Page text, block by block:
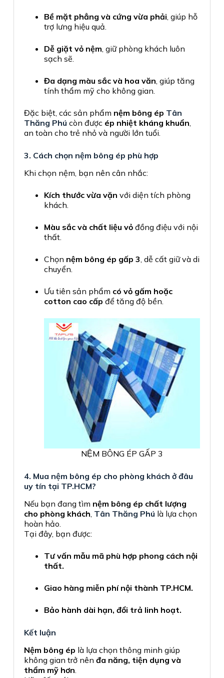
Bề mặt phẳng và cứng vừa phải , giúp hỗ
trợ lưng hiệu quả.
Dễ giặt vỏ nệm , giữ phòng khách luôn
sạch sẽ.
Đa dạng màu sắc và hoa văn , giúp tăng
tính thẩm mỹ cho không gian.
Đặc biệt, các sản phẩm nệm bông ép Tân
Thăng Phú còn được ép nhiệt kháng khuẩn
an toàn cho trẻ nhỏ và người lớn tuổi.
3. Cách chọn nệm bông ép phù hợp
Khi chọn nệm, bạn nên cân nhắc:
Kích thước vừa vặn với diện tích phòng
khách.
Màu sắc và chất liệu vỏđồng điệu với nội
thất.
Chọn nệm bông ép gấp 3 , dễ cất giữ và di
chuyển.
Ưu tiên sản phẩm có vỏ gấm hoặc
cotton cao cấp để tăng độ bền.
NỆM BÔNG ÉP GẤP 3
4. Mua nệm bông ép cho phòng khách ở đâu
uy tín tại TP.HCM?
Nếu bạn đang tìm nệm bông ép chất lượng
cho phòng khách Tân Thăng Phú là lựa chọn
hoàn hảo.
Tại đây, bạn được:
Tư vấn mẫu mã phù hợp phong cách nội
thất.
Giao hàng miễn phí nội thành TP.HCM.
Bảo hành dài hạn, đổi trả linh hoạt.
Kết luận
Nệm bông ép là lựa chọn thông minh giúp
không gian trở nên đa năng, tiện dụng và
thẩm mỹ hơn